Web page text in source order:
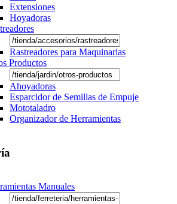
Extensiones
Hoyadoras
Rastreadores para Maquinarias
Productos
Ahoyadoras
Esparcidor de Semillas de Empuje
Mototaladro
Organizador de Herramientas
Manuales